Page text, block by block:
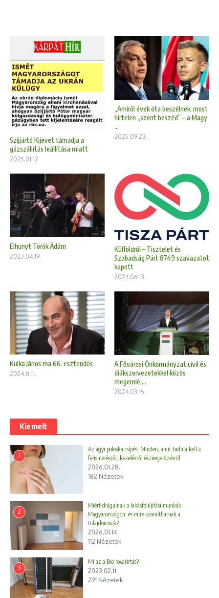
Szíjjártó Kijevet támadja a
gázszállítás leállítása miatt
2025.01.12.
„Amiről évek óta beszélnek, most
hirtelen „szent beszéd” – a Magy
...
2025.09.23.
Elhunyt Török Ádám
2023.04.19.
Külföldről – Tisztelet és
Szabadság Párt 8749 szavazatot
kapott
2024.06.13.
Kulka János ma 66. esztendős
2024.11.11.
A Fővárosi Önkormányzat civil és
diákszervezetekkel közös
megemlé ...
2024.03.15.
Kiemelt
1
Az ágyi poloska csípés: Minden, amit tudnia kell a
felismerésről, kezelésről és megelőzésről
2026.01.28.
182 Nézetek
2
Miért drágulnak a lakásfelújítási munkák
Magyarországon, és mire számíthatnak a
tulajdonosok?
2026.01.14.
112 Nézetek
3
Mi az a Bio rovarirtás?
2023.02.11.
291 Nézetek